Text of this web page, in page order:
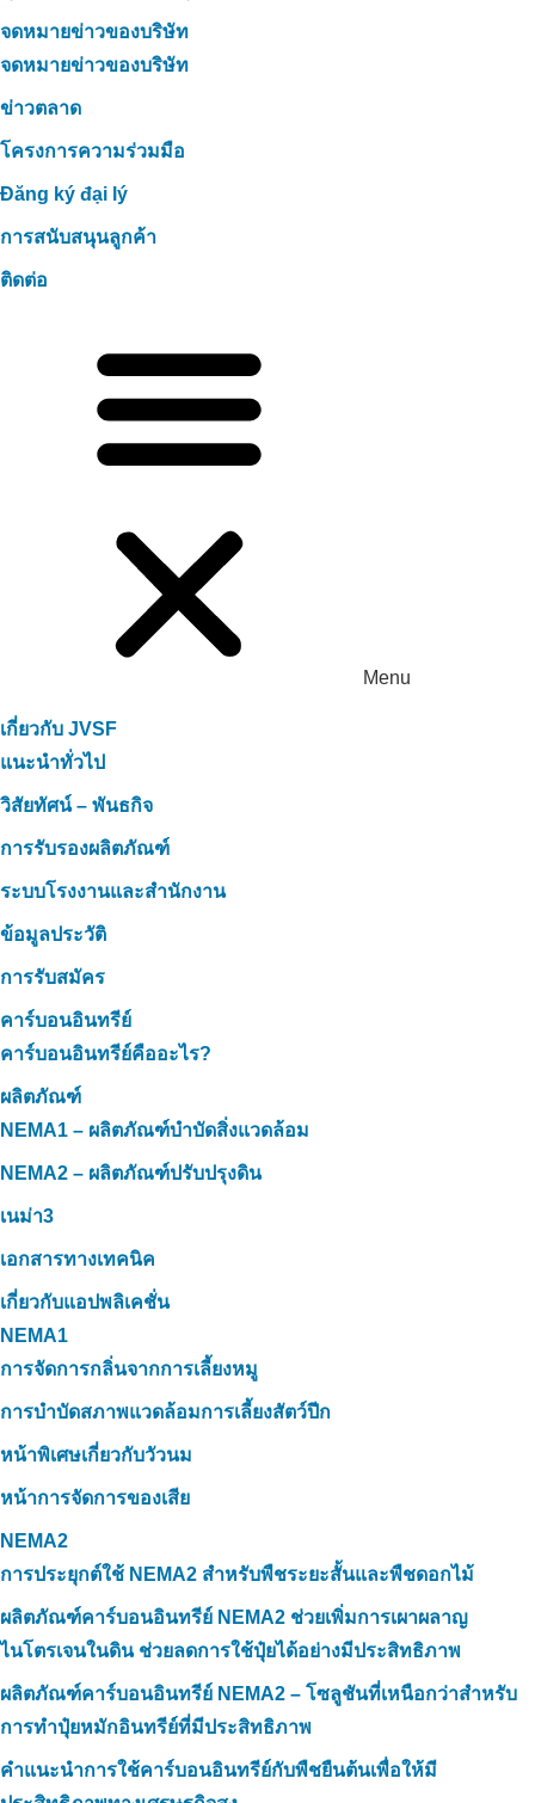
จดหมายข่าวของบริษัท
จดหมายข่าวของบริษัท
ข่าวตลาด
โครงการความร่วมมือ
Đăng ký đại lý
การสนับสนุนลูกค้า
ติดต่อ
Menu
เกี่ยวกับ JVSF
แนะนำทั่วไป
วิสัยทัศน์ – พันธกิจ
การรับรองผลิตภัณฑ์
ระบบโรงงานและสำนักงาน
ข้อมูลประวัติ
การรับสมัคร
คาร์บอนอินทรีย์
คาร์บอนอินทรีย์คืออะไร?
ผลิตภัณฑ์
NEMA1 – ผลิตภัณฑ์บำบัดสิ่งแวดล้อม
NEMA2 – ผลิตภัณฑ์ปรับปรุงดิน
เนม่า3
เอกสารทางเทคนิค
เกี่ยวกับแอปพลิเคชั่น
NEMA1
การจัดการกลิ่นจากการเลี้ยงหมู
การบำบัดสภาพแวดล้อมการเลี้ยงสัตว์ปีก
หน้าพิเศษเกี่ยวกับวัวนม
หน้าการจัดการของเสีย
NEMA2
การประยุกต์ใช้ NEMA2 สำหรับพืชระยะสั้นและพืชดอกไม้
ผลิตภัณฑ์คาร์บอนอินทรีย์ NEMA2 ช่วยเพิ่มการเผาผลาญ
ไนโตรเจนในดิน ช่วยลดการใช้ปุ๋ยได้อย่างมีประสิทธิภาพ
ผลิตภัณฑ์คาร์บอนอินทรีย์ NEMA2 – โซลูชันที่เหนือกว่าสำหรับ
การทำปุ๋ยหมักอินทรีย์ที่มีประสิทธิภาพ
คำแนะนำการใช้คาร์บอนอินทรีย์กับพืชยืนต้นเพื่อให้มี